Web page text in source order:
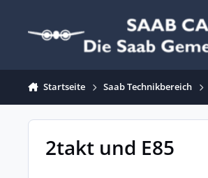
Startseite Saab Technikbereich
2takt und E85